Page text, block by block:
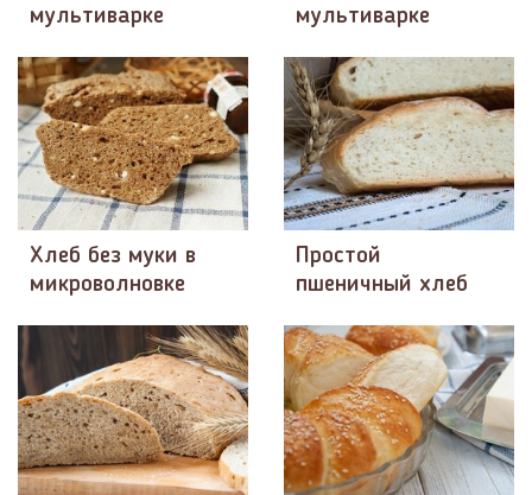
мультиварке
мультиварке
Хлеб без муки в
микроволновке
Простой
пшеничный хлеб